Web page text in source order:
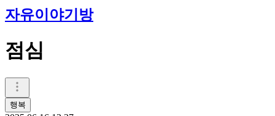
자유이야기방
점심
행복